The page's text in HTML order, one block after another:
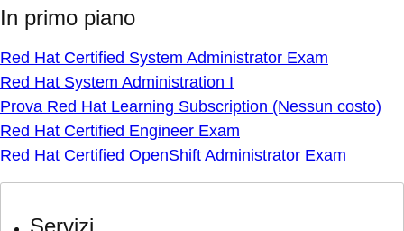
In primo piano
Red Hat Certified System Administrator Exam
Red Hat System Administration I
Prova Red Hat Learning Subscription (Nessun costo)
Red Hat Certified Engineer Exam
Red Hat Certified OpenShift Administrator Exam
Servizi